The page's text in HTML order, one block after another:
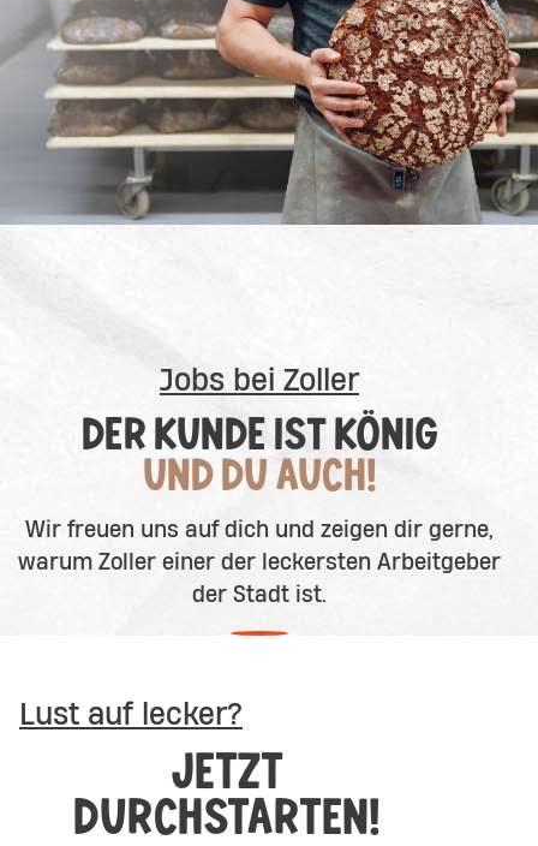
Jobs bei Zoller
DER KUNDE IST KÖNIG
UND DU AUCH!
Wir freuen uns auf dich und zeigen dir gerne,
warum Zoller einer der leckersten Arbeitgeber
der Stadt ist.
nach unten scrollen
Lust auf lecker?
JETZT
DURCHSTARTEN!